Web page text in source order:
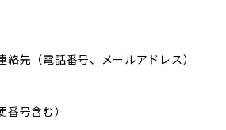
先（電話番号、メールアドレス）
号含む）